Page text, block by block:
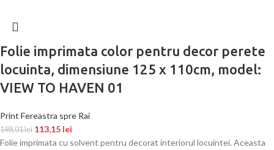
Folie imprimata color pentru decor perete
locuinta, dimensiune 125 x 110cm, model:
VIEW TO HAVEN 01
Print Fereastra spre Rai
198,01lei 113,15 lei
Folie imprimata cu solvent pentru decorat interiorul locuintei. Aceasta